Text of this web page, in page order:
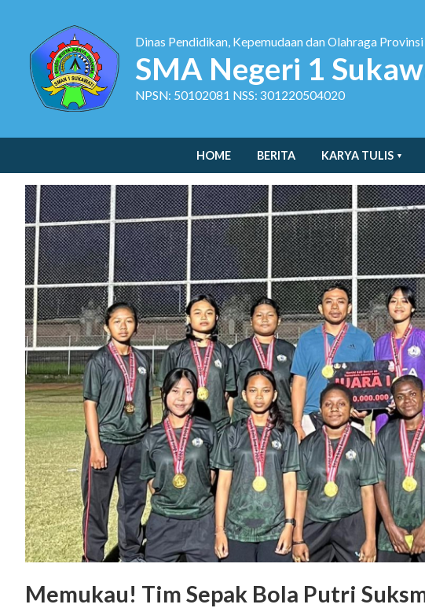
Dinas Pendidikan, Kepemudaan dan Olahraga Provinsi
SMA Negeri 1
NPSN: 50102081 NSS: 301220504020
HOME BERITA KARYA TULIS
Memukau! Tim Sepak Bola Putri